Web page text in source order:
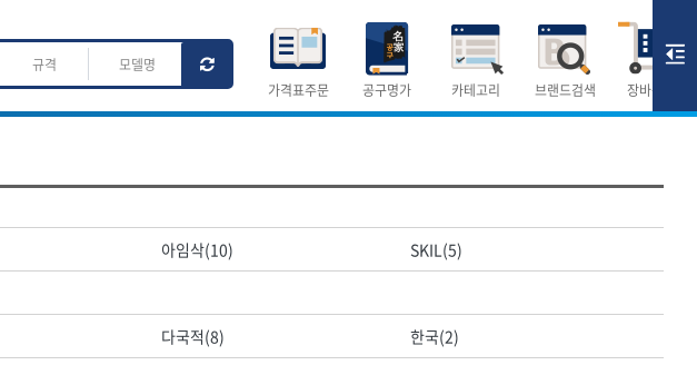
가격표주문 공구명가 카테고리 브랜드검색 장바구니
목공공구.목공기계
조각도.끌
- 아사도
- 심환도
측정공구.절삭공구
측정도구
- 줄자
- 분도기
Z 숫자
Armor Tool, LLC
아임삭(10)
SKIL(5)
다국적(8)
한국(2)